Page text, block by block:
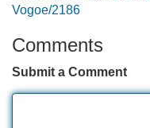
Vogoe/2186
Comments
Submit a Comment